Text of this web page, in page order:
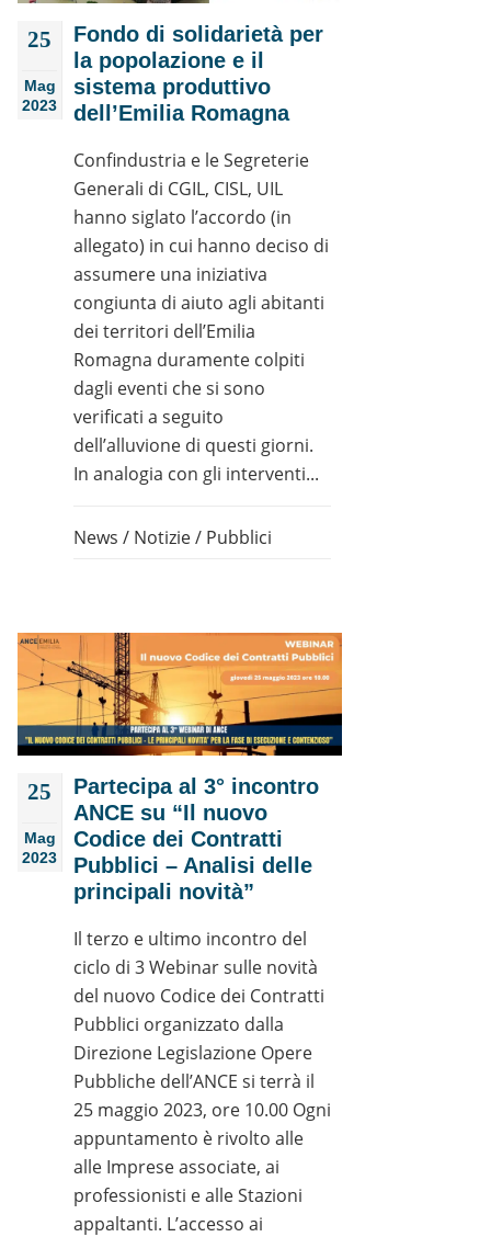
25
Mag
2023
Fondo di solidarietà per
la popolazione e il
sistema produttivo
dell’Emilia Romagna
Confindustria e le Segreterie
Generali di CGIL, CISL, UIL
hanno siglato l’accordo (in
allegato) in cui hanno deciso di
assumere una iniziativa
congiunta di aiuto agli abitanti
dei territori dell’Emilia
Romagna duramente colpiti
dagli eventi che si sono
verificati a seguito
dell’alluvione di questi giorni.
In analogia con gli interventi...
News / Notizie/ Pubblici
25
Mag
2023
Partecipa al 3° incontro
ANCE su “Il nuovo
Codice dei Contratti
Pubblici – Analisi delle
principali novità”
Il terzo e ultimo incontro del
ciclo di 3 Webinar sulle novità
del nuovo Codice dei Contratti
Pubblici organizzato dalla
Direzione Legislazione Opere
Pubbliche dell’ANCE si terrà il
25 maggio 2023, ore 10.00 Ogni
appuntamento è rivolto alle
alle Imprese associate, ai
professionisti e alle Stazioni
appaltanti. L’accesso ai